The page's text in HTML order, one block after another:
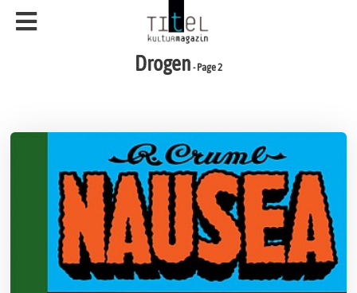
Drogen - Page 2